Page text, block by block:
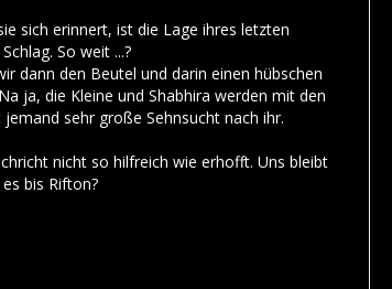
sich erinnert, ist die Lage ihres letzten
So weit ...?
dann den Beutel und darin einen hübschen
ja, die Kleine und Shabhira werden mit den
sehr große Sehnsucht nach ihr.
nicht so hilfreich wie erhofft. Uns bleibt
bis Rifton?